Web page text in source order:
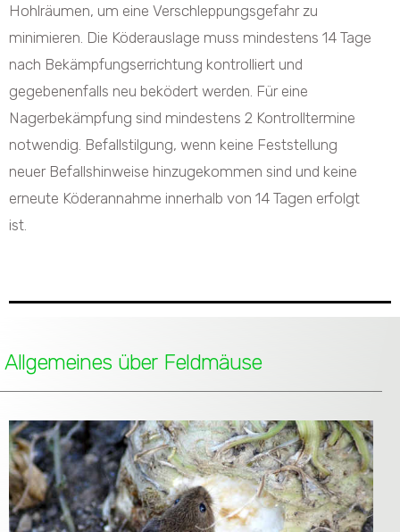
Hohlräumen, um eine Verschleppungsgefahr zu
minimieren. Die Köderauslage muss mindestens 14 Tage
nach Bekämpfungserrichtung kontrolliert und
gegebenenfalls neu beködert werden. Für eine
Nagerbekämpfung sind mindestens 2 Kontrolltermine
notwendig. Befallstilgung, wenn keine Feststellung
neuer Befallshinweise hinzugekommen sind und keine
erneute Köderannahme innerhalb von 14 Tagen erfolgt
ist.
Allgemeines über Feldmäuse